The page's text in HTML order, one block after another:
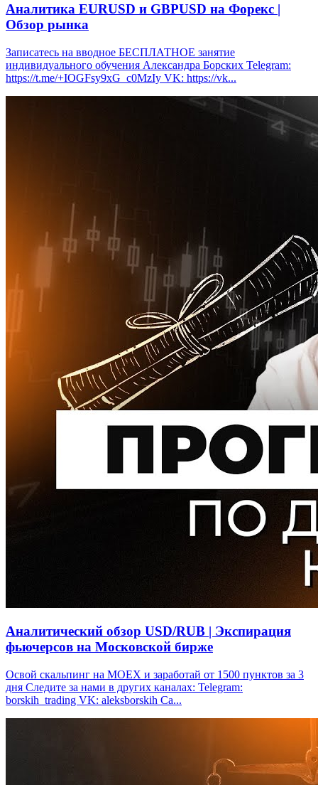
Аналитика EURUSD и GBPUSD на Форекс |
Обзор рынка
Записатесь на вводное БЕСПЛАТНОЕ занятие
индивидуального обучения Александра Борских Telegram:
https://t.me/+IOGFsy9xG_c0MzIy VK: https://vk...
Аналитический обзор USD/RUB | Экспирация
фьючерсов на Московской бирже
Освой скальпинг на МОЕХ и заработай от 1500 пунктов за 3
дня Следите за нами в других каналах: Telegram:
borskih_trading VK: aleksborskih Са...